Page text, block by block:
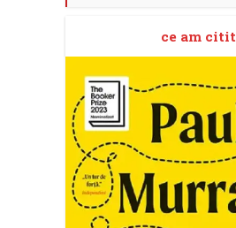
ce am citit